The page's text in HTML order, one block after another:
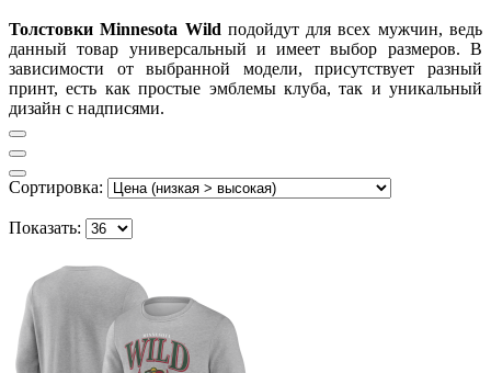
Толстовки Minnesota Wild подойдут для всех мужчин, ведь
данный товар универсальный и имеет выбор размеров. В
зависимости от выбранной модели, присутствует разный
принт, есть как простые эмблемы клуба, так и уникальный
дизайн с надписями.
Сортировка:
Показать: